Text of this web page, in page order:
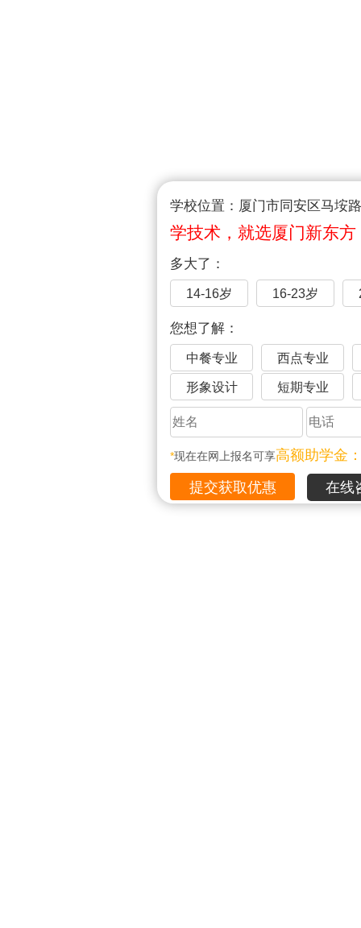
学校位置：厦门市同安区马垵
学技术，就选厦门新东方
多大了：
14-16岁 16-23岁
您想了解：
中餐专业 西点专业
形象设计 短期专业
*现在在网上报名可享高额助学金
在线